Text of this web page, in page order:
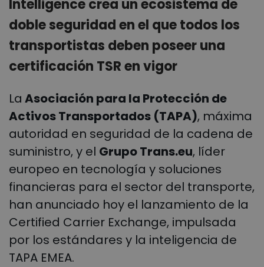
Intelligence crea un ecosistema de
doble seguridad en el que todos los
transportistas deben poseer una
certificación TSR en vigor
La Asociación para la Protección de
Activos Transportados (TAPA), máxima
autoridad en seguridad de la cadena de
suministro, y el Grupo Trans.eu, líder
europeo en tecnología y soluciones
financieras para el sector del transporte,
han anunciado hoy el lanzamiento de la
Certified Carrier Exchange, impulsada
por los estándares y la inteligencia de
TAPA EMEA.